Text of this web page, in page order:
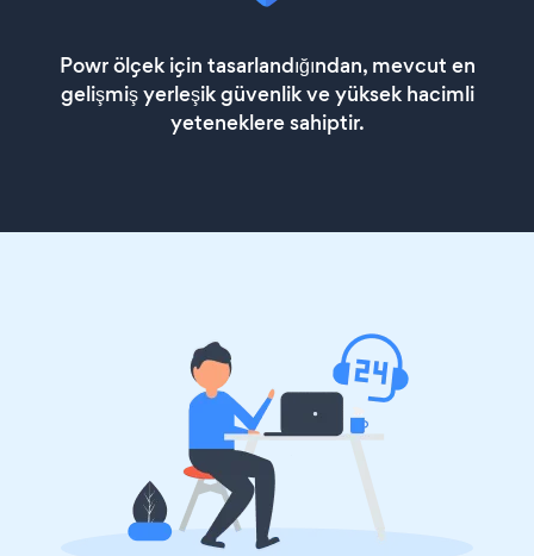
Powr ölçek için tasarlandığından, mevcut en
gelişmiş yerleşik güvenlik ve yüksek hacimli
yeteneklere sahiptir.